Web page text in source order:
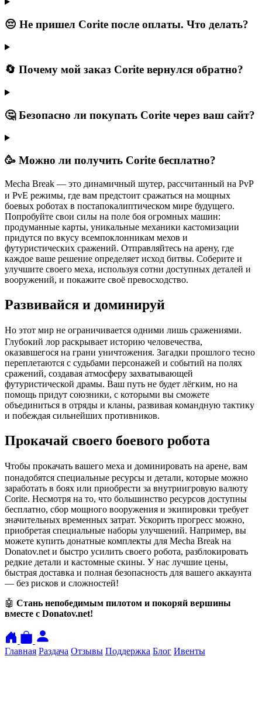
😔 Не пришел Corite после оплаты. Что делать?
🔄 Почему мой заказ Corite вернулся обратно?
🤔 Безопасно ли покупать Corite через ваш сайт?
🥳 Можно ли получить Corite бесплатно?
ㅤMecha Break — это динамичный шутер, рассчитанный на PvP
и PvE режимы, где вам предстоит сражаться на мощных
боевых роботах в постапокалиптическом мире будущего.
Попробуйте свои силы на поле боя огромных машин:
продуманные карты, уникальные механики кастомизации
придутся по вкусу всемпоклонникам мехов и
футуристических сражений. Отправляйтесь на арену, где
каждое ваше решение определяет исход битвы. Соберите и
улучшите своего меха, используя сотни доступных деталей и
вооружений, и покажите своё превосходство.
Развивайся и доминируй
ㅤНо этот мир не ограничивается одними лишь сражениями.
Глубокий лор раскрывает историю человечества,
оказавшегося на грани уничтожения. Загадки прошлого тесно
переплетаются с судьбами персонажей и событий на полях
сражений, создавая атмосферу захватывающей
футуристической драмы. Ваш путь не будет лёгким, но на
помощь придут союзники, с которыми вы сможете
объединиться в отряды и кланы, развивая командную тактику
и побеждая сильнейших противников.
Прокачай своего боевого робота
ㅤЧтобы прокачать вашего меха и доминировать на арене, вам
понадобятся специальные ресурсы и детали, которые можно
заработать в боях или приобрести за внутриигровую валюту
Corite. Несмотря на то, что большинство ресурсов доступны
бесплатно, сбор мощного вооружения и экипировки требует
значительных временных затрат. Ускорить прогресс можно,
приобретая специальные наборы улучшений. Например, вы
можете купить донатные комплекты для Mecha Break на
Donatov.net и быстро усилить своего робота, разблокировать
редкие детали и кастомные скины. У нас лучшие цены,
быстрая доставка и полная безопасность для вашего аккаунта
— без рисков и сложностей!
🤖 Стань непобедимым пилотом и покоряй вершины
вместе с Donatov.net!
Главная Раздача Отзывы Поддержка Блог Ивенты